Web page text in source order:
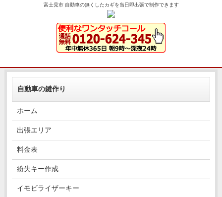
富士見市 自動車の無くしたカギを当日即出張で制作できます
自動車の鍵作り
ホーム
出張エリア
料金表
紛失キー作成
イモビライザーキー